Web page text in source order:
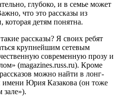
глубоко, и в семье может
что это рассказы из
детям понятна.
рассказы? Я своих ребят
крупнейшим сетевым
современную прозу и
(magazines.russ.ru). Кроме
можно найти в лонг-
имени Юрия Казакова (он тоже
зале»).